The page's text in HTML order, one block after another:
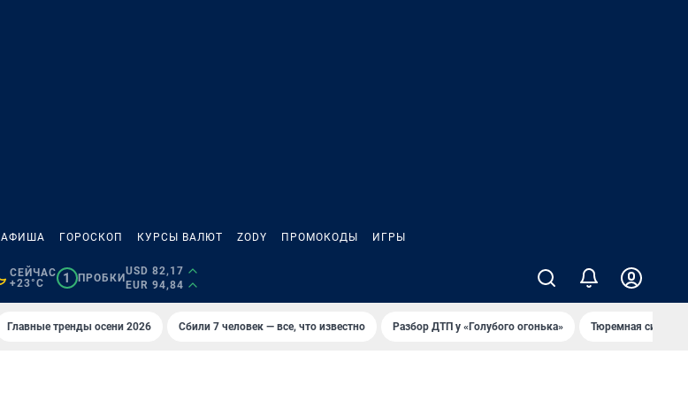
АФИША ГОРОСКОП КУРСЫ ВАЛЮТ ZODY ПРОМОКОДЫ ИГРЫ
СЕЙЧАС
+23°C
1 ПРОБКИ
USD 82,17
EUR 94,84
Главные тренды осени 2026 Сбили 7 человек — все, что известно Разбор ДТП у «Голубого огонька» Тюремная